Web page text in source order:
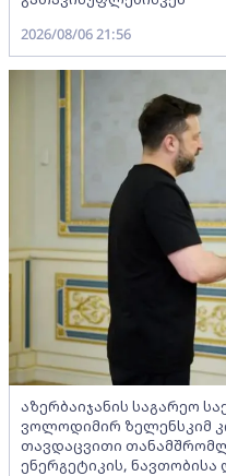
2026/08/06 21:56
აზერბაიჯანის საგარეო
ვოლოდიმირ ზელენსკიმ
თავდაცვითი
ენერგეტიკის, ნავთობისა